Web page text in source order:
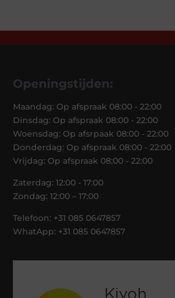
Openingstijden:
Maandag: Op afspraak 08:00 - 22:00
Dinsdag: Op afspraak 08:00 - 22:00
Woensdag: Op afsrpaak 08:00 - 22:00
Donderdag: Op afspraak 08:00 - 22:00
Vrijdag: Op afspraak 08:00 - 22:00
Zaterdag: 12:00 - 17:00
Zondag: 12:00 – 17:00
Telefoon: +31 085 0647857
WhatApp: +31 085 0647857